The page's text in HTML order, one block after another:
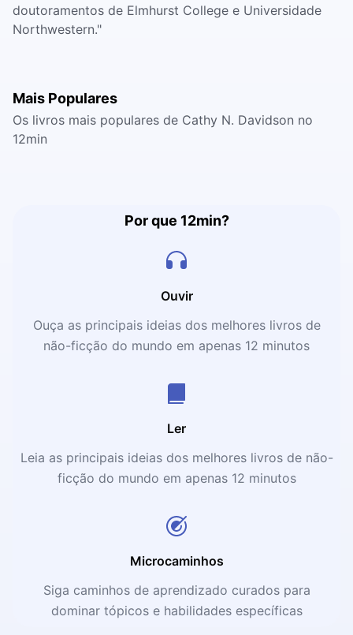
doutoramentos de Elmhurst College e Universidade
Northwestern."
Mais Populares
Os livros mais populares de Cathy N. Davidson no
12min
Por que 12min?
Ouvir
Ouça as principais ideias dos melhores livros de
não-ficção do mundo em apenas 12 minutos
Ler
Leia as principais ideias dos melhores livros de não-
ficção do mundo em apenas 12 minutos
Microcaminhos
Siga caminhos de aprendizado curados para
dominar tópicos e habilidades específicas